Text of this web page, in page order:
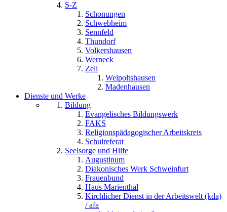
S-Z
Schonungen
Schwebheim
Sennfeld
Thundorf
Volkershausen
Werneck
Zell
Weipoltshausen
Madenhausen
Dienste und Werke
Bildung
Evangelisches Bildungswerk
FAKS
Religionspädagogischer Arbeitskreis
Schulreferat
Seelsorge und Hilfe
Augustinum
Diakonisches Werk Schweinfurt
Frauenbund
Haus Marienthal
Kirchlicher Dienst in der Arbeitswelt (kda)
/ afa